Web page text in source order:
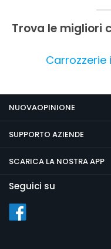
Trova le migliori
Carrozzerie
NUOVAOPINIONE
SUPPORTO AZIENDE
SCARICA LA NOSTRA APP
Seguici su